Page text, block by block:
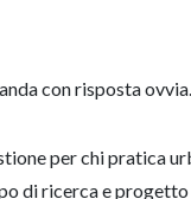
con risposta
per chi pratica
di ricerca e progetto